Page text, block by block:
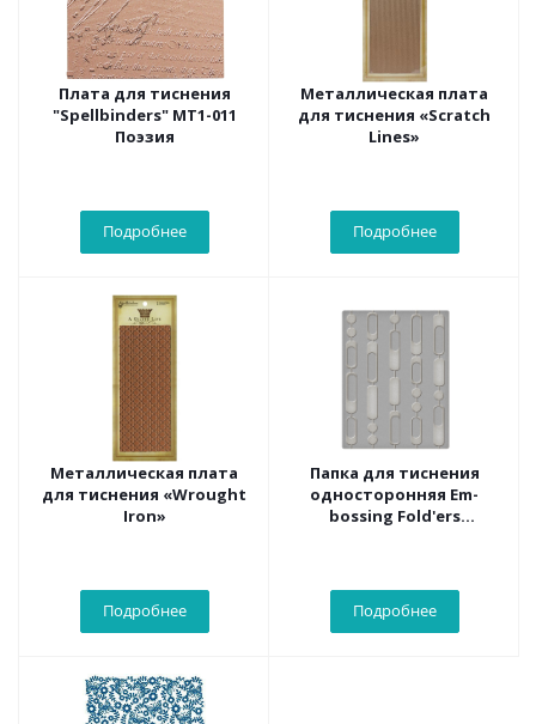
Плата для тиснения
"Spellbinders" MT1-011
Поэзия
Подробнее
Металлическая плата
для тиснения «Scratch
Lines»
Подробнее
Металлическая плата
для тиснения «Wrought
Iron»
Подробнее
Папка для тиснения
односторонняя Em-
bossing Fold'ers
Подробнее